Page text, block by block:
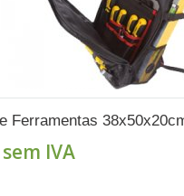
Ferramentas
sem IVA